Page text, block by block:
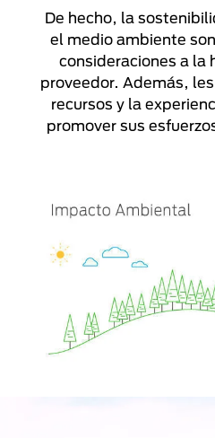
De hecho, la
el medio ambiente
consideraciones a la
proveedor. Además,
recursos y la
promover sus